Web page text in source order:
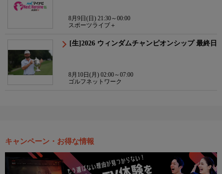
8月9日(日) 21:30～00:00
スポーツライブ＋
[生]2026 ウィンダムチャンピオンシップ 最終日
8月10日(月) 02:00～07:00
ゴルフネットワーク
キャンペーン・お得な情報